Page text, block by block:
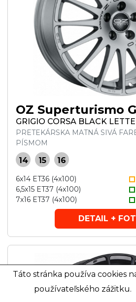
OZ Superturismo
GRIGIO CORSA BLACK
PRETEKÁRSKA MATNÁ SIVÁ
PÍSMOM
14 15 16
6x14 ET36 (4x100)
6,5x15 ET37 (4x100)
7x16 ET37 (4x100)
DETAIL +
Táto stránka používa cookies
používateľského zážitku.